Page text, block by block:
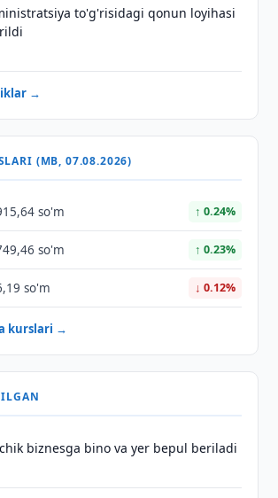
to'g'risidagi qonun loyihasi
→
(MB, 07.08.2026)
so'm ↑ 0.24%
so'm ↑ 0.23%
so'm ↓ 0.12%
kurslari →
biznesga bino va yer bepul beriladi